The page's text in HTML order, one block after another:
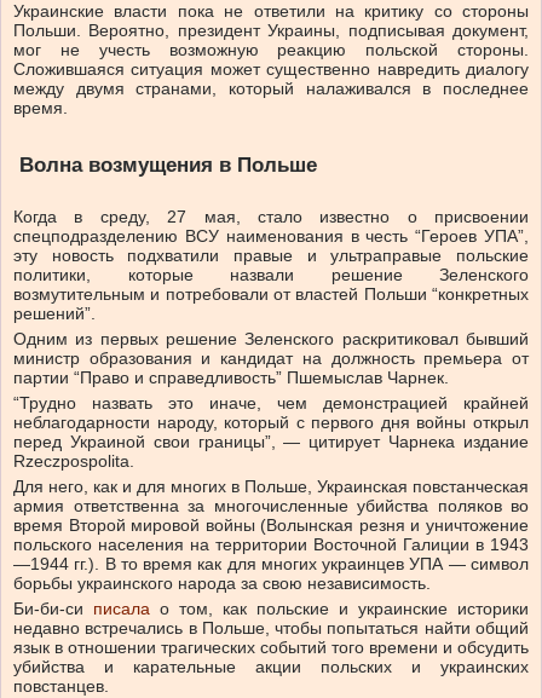
Украинские власти пока не ответили на критику со стороны
Польши. Вероятно, президент Украины, подписывая документ,
мог не учесть возможную реакцию польской стороны.
Сложившаяся ситуация может существенно навредить диалогу
между двумя странами, который налаживался в последнее
время.
Волна возмущения в Польше
Когда в среду, 27 мая, стало известно о присвоении
спецподразделению ВСУ наименования в честь “Героев УПА”,
эту новость подхватили правые и ультраправые польские
политики, которые назвали решение Зеленского
возмутительным и потребовали от властей Польши “конкретных
решений”.
Одним из первых решение Зеленского раскритиковал бывший
министр образования и кандидат на должность премьера от
партии “Право и справедливость” Пшемыслав Чарнек.
“Трудно назвать это иначе, чем демонстрацией крайней
неблагодарности народу, который с первого дня войны открыл
перед Украиной свои границы”, — цитирует Чарнека издание
Rzeczpospolita.
Для него, как и для многих в Польше, Украинская повстанческая
армия ответственна за многочисленные убийства поляков во
время Второй мировой войны (Волынская резня и уничтожение
польского населения на территории Восточной Галиции в 1943
—1944 гг.). В то время как для многих украинцев УПА — символ
борьбы украинского народа за свою независимость.
Би-би-си писала о том, как польские и украинские историки
недавно встречались в Польше, чтобы попытаться найти общий
язык в отношении трагических событий того времени и обсудить
убийства и карательные акции польских и украинских
повстанцев.